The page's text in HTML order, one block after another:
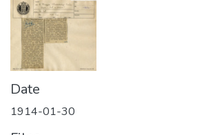
Date
1914-01-30